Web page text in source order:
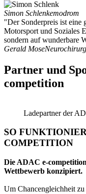
Simon Schlenkemodrom
"Der Sonderpreis ist eine
Motorsport und Soziales
sondern auf wunderbare
Gerald Mose
Partner und
competition
Ladepartner der
SO
COMPETITION
Die ADAC
Wettbewerb konzipiert.
Um Chancengleichheit